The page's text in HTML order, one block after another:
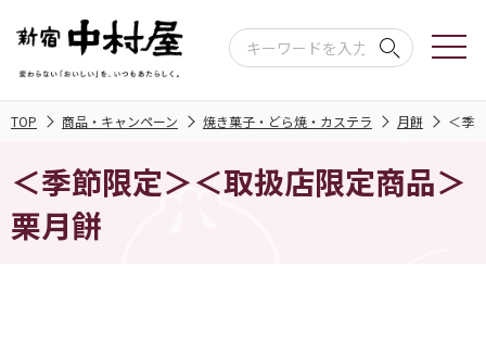
TOP 商品・キャンペーン 焼き菓子・どら焼・カステラ 月餅 ＜季
＜季節限定＞＜取扱店限定商品＞
栗月餅